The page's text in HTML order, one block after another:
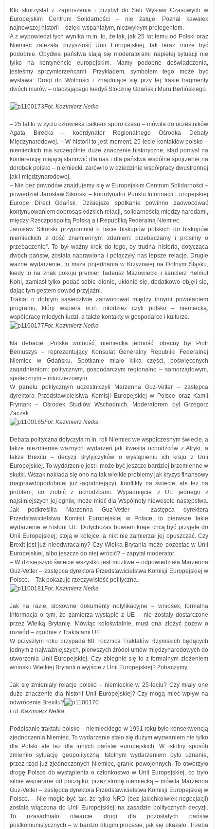
Kto skorzystał z zaproszenia i przybył do Sali Wystaw Czasowych w
Europejskim Centrum Solidarności – nie żałuje. Poznał kawałek
najnowszej historii – dzięki wspaniałym, niezwykłym prelegentom.
A z wypowiedzi tych wynika m.in. to, że tak, jak 25 lat temu od Polski oraz
Niemiec zależała przyszłość Unii Europejskiej, tak teraz może być
podobnie. Obydwa państwa stają się moderatorami napiętej sytuacji nie
tylko na kontynencie europejskim. Mamy podobne doświadczenia,
jesteśmy sprzymierzeńcami. Przykładem, symbolem tego może być
wystawa: Drogi do Wolności i znajdujące się przy tej trasie fragmenty
dwóch murów – otaczającego kiedyś Stocznię Gdańsk i Muru Berlińskiego.
Fot. Kazimierz Netka
– 25 lat to w życiu człowieka całkiem sporo czasu – mówiła do uczestników
Agata Birecka – koordynator Regionalnego Ośrodka Debaty
Międzynarodowej. – W historii to jest moment. 25-lecie kontaktów polsko –
niemieckich ma szczególnie duże znaczenie historyczne, stąd pomysł na
konferencję mającą stanowić dla nas i dla państwa wspólne spojrzenie na
dorobek polsko – niemiecki, zarówno w dziedzinie współpracy dwustronnej
jak i międzynarodowej.
– Nie bez powodów znajdujemy się w Europejskim Centrum Solidarności –
powiedział Jarosław Sikorski – koordynator Punktu Informacji Europejskiej
Europe Direct Gdańsk. Dzisiejsze spotkanie powinno zaowocować
kontynuowaniem dobrosąsiedzkich relacji, solidarnością między narodami,
między Rzeczpospolitą Polską a i Republiką Federalną Niemiec.
Jarosław Sikorski przypomniał o liście biskupów polskich do biskupów
niemieckich z dość znamiennym zdaniem: przebaczamy i prosimy o
przebaczenie”. To był ważny krok do tego, by trudna historia, dotycząca
dwóch państw, została naprawiona i połączyły nas lepsze relacje. Drugie
ważne wydarzenie, to msza pojednania w Krzyżowej na Dolnym Śląsku,
kiedy to na znak pokoju premier Tadeusz Mazowiecki i kanclerz Helmut
Kohl, zamiast tylko podać sobie dłonie, ukłonić się, dodatkowo objęli się,
dając tym gestem dowód przyjaźni.
Traktat o dobrym sąsiedztwie zaowocował między innymi powołaniem
programu, który wspiera m.in. młodzież czyli polsko – niemiecką,
współpracę młodych ludzi, a także kontakty w gospodarce i kulturze.
Fot. Kazimierz Netka
Na debacie „Polska wolność, niemiecka jedność” obecny był Piotr
Beniuszys – reprezentujący Konsulat Generalny Republiki Federalnej
Niemiec w Gdańsku. Spotkanie miało kilka części, poświęconych
zagadnieniom: politycznym, gospodarczym regionalno – samorządowym,
społecznym – młodzieżowym.
W panelu politycznym uczestniczyli Marzenna Guz-Vetter – zastępca
dyrektora Przedstawicielstwa Komisji Europejskiej w Polsce oraz Kamil
Frymark – Ośrodek Studiów Wschodnich. Moderatorem był Grzegorz
Żaczek.
Fot. Kazimierz Netka
Debata polityczna dotyczyła m.in. roli Niemiec we współczesnym świecie, a
także niezmiernie ważnych wydarzeń jak kwestia uchodźców z Afryki, a
także Brexitu – decyzji Brytyjczyków o wystąpieniu ich kraju z Unii
Europejskiej. To wydarzenie jest i może być jeszcze bardziej brzemienne w
skutki. Wszak nakłada się ono na tak wielkie problemy jak kryzys finansowy
(najprawdopodobniej już łagodniejący), konflikty na świecie, ale też na
problem, co zrobić z uchodźcami. Wypadnięcie z UE jednego z
najsilniejszych jej ogniw, może mieć dla Wspólnoty niewesołe następstwa.
Jak podkreśliła Marzenna Guz-Vetter – zastępca dyrektora
Przedstawicielstwa Komisji Europejskiej w Polsce, to pierwsze takie
wydarzenie w historii UE. Dotychczas bowiem kraje chcą być przyjęte do
Unii Europejskiej; stoją w kolejce, a nikt nie zamierzał jej opuszczać. Czy
Brexit jest już nieodwracalny? Czy Wielka Brytania może pozostać w Unii
Europejskiej, albo jeszcze do niej wrócić? – zapytał moderator.
– W dzisiejszym świecie wszystko jest możliwe – odpowiedziała Marzenna
Guz-Vetter – zastępca dyrektora Przedstawicielstwa Komisji Europejskiej w
Polsce. – Tak pokazuje rzeczywistość polityczna.
Fot. Kazimierz Netka
Jak na razie, stosowne dokumenty notyfikacyjne – wniosek, formalna
informacja o tym, że zamierza wystąpić z UE – nie zostały dostarczone
przez Wielką Brytanię. Mówiąc kolokwialnie, musi ona złożyć pozew o
rozwód – zgodnie z Traktatami UE.
W przyszłym roku przypada 60. rocznica Traktatów Rzymskich będących
jednym z najważniejszych, pierwszych źródeł umów międzynarodowych do
utworzenia Unii Europejskiej. Czy zbiegnie się to z formalnym złożeniem
wniosku Wielkiej Brytanii o wyjście z Unii Europejskiej? Zobaczymy.
Jak się zmieniały relacje polsko – niemieckie w 25-leciu? Czy miały one
duże znaczenie dla historii Unii Europejskiej? Czy mogą mieć wpływ na
odwrócenie Brexitu?
Fot. Kazimierz Netka
Podpisanie traktatu polsko – niemieckiego w 1991 roku było konsekwencją
zjednoczenia Niemiec. To wydarzenie stało się dużym wyzwaniem nie tylko
dla Polski ale też dla innych państw europejskich. W istotny sposób
zmieniło sytuację geopolityczną. Istotnym wydarzeniem było uznanie,
przez rząd już zjednoczonych Niemiec, granic powojennych. To otworzyło
drogę Polsce do wystąpienia o członkostwo w Unii Europejskiej, co było
silnie wspierane od początku, przez stronę niemiecką – mówiła Marzenna
Guz-Vetter – zastępca dyrektora Przedstawicielstwa Komisji Europejskiej w
Polsce. – Nie mogło być tak, że tylko NRD (bez jakichkolwiek negocjacji)
została włączona do Unii Europejskiej, na zasadzie politycznych decyzji.
To uzasadniało otwarcie drogi dla pozostałych państw
postkomunistycznych – w bardzo długim procesie, jak się okazało. Trzeba